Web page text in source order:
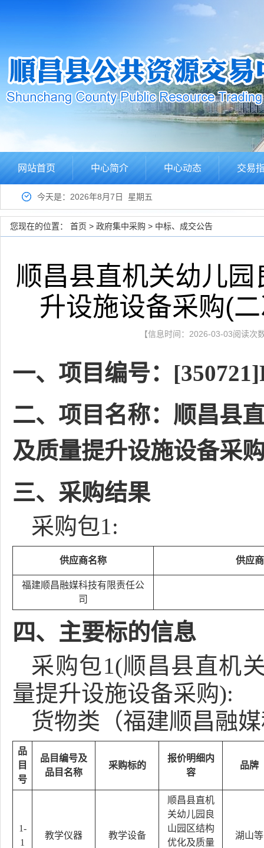
网站首页 中心简介 中心动态 交易
今天是：2026年8月7日 星期五
您现在的位置： 首页 > 政府集中采购 > 中标、成交公告
顺昌县直机关幼儿
升设施设备采购(
【信息时间：2026-03-03阅读次
一、项目编号：
二、项目名称：顺昌县
及质量提升设施设备采
三、采购结果
采购包1:
供应商名称 供应
福建顺昌融媒科技有限责任公
司
四、主要标的信息
采购包1(顺昌县直机
量提升设施设备采购):
货物类（福建顺昌融
品
目
号
品目编号及
品目名称
采购标的
报价明细内
容
品牌
1-
1
教学仪器 教学设备
顺昌县直机
关幼儿园良
山园区结构
优化及质量
湖山等